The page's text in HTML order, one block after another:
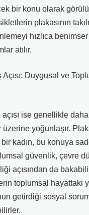
bir konu olarak
plakasının
hızlıca
atılır.
Açısı: Duygusal ve
açısı ise genellikle
yoğunlaşır.
kadın, bu konuya
güvenlik, çevre
açısından da
toplumsal hayattaki
getirdiği sosyal